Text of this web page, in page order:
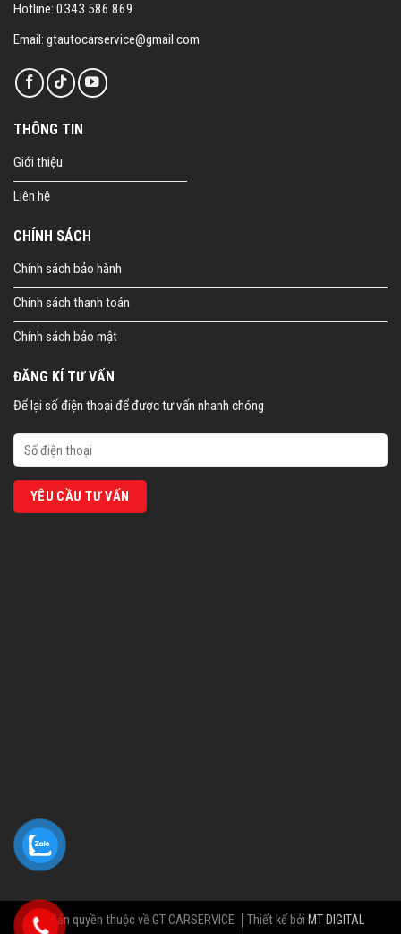
Hotline: 0343 586 869
Email: gtautocarservice@gmail.com
THÔNG TIN
Giới thiệu
Liên hệ
CHÍNH SÁCH
Chính sách bảo hành
Chính sách thanh toán
Chính sách bảo mật
ĐĂNG KÍ TƯ VẤN
Để lại số điện thoại để được tư vấn nhanh chóng
© Bản quyền thuộc về GT CARSERVICE Thiết kế bởi MT DIGITAL